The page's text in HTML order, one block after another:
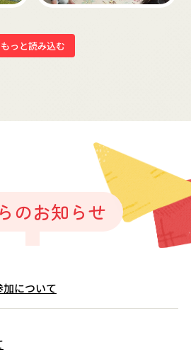
もっと読み込む
のお知らせ
について